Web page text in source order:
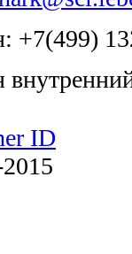
+7(499)
ID